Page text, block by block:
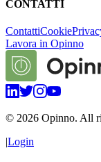
CONTATTI
ContattiCookie
Lavora in Opinno
© 2026 Opinno. All
|Login